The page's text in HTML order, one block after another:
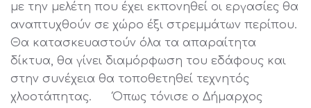
με την μελέτη που έχει εκπονηθεί οι εργασίες θα
αναπτυχθούν σε χώρο έξι στρεμμάτων περίπου.
Θα κατασκευαστούν όλα τα απαραίτητα
δίκτυα, θα γίνει διαμόρφωση του εδάφους και
στην συνέχεια θα τοποθετηθεί τεχνητός
χλοοτάπητας. Όπως τόνισε ο Δήμαρχος